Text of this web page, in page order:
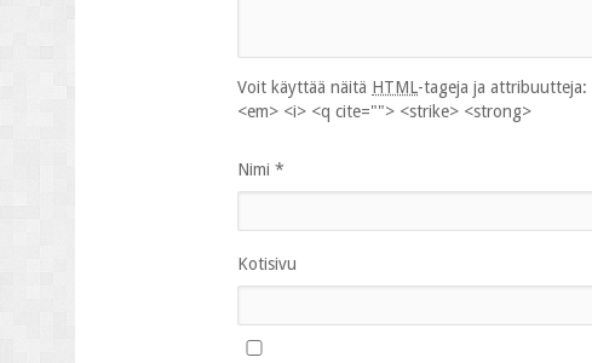
Voit käyttää näitä HTML-tageja ja attribuutteja:
<em> <i> <q cite=""> <strike> <strong>
Nimi *
Kotisivu